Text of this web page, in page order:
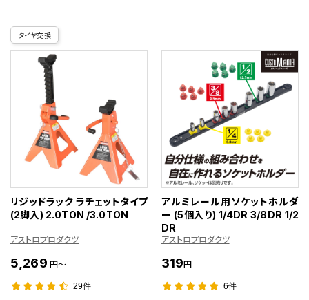
タイヤ交換
リジッドラック ラチェットタイプ
(2脚入) 2.0TON /3.0TON
アストロプロダクツ
5,269 円～
29件
アルミレール用ソケットホルダ
ー (5個入り) 1/4DR 3/8DR 1/2
DR
アストロプロダクツ
319円
6件